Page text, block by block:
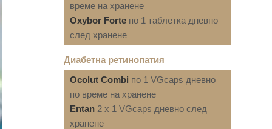
време на хранене
Oxybor Forte по 1 таблетка дневно
след хранене
Диабетна ретинопатия
Ocolut Combi по 1 VGcaps дневно
по време на хранене
Entan 2 x 1 VGcaps дневно след
хранене